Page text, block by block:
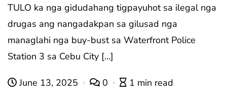
TULO ka nga gidudahang tigpayuhot sa ilegal nga
drugas ang nangadakpan sa gilusad nga
managlahi nga buy-bust sa Waterfront Police
Station 3 sa Cebu City […]
June 13, 2025 0 1 min read